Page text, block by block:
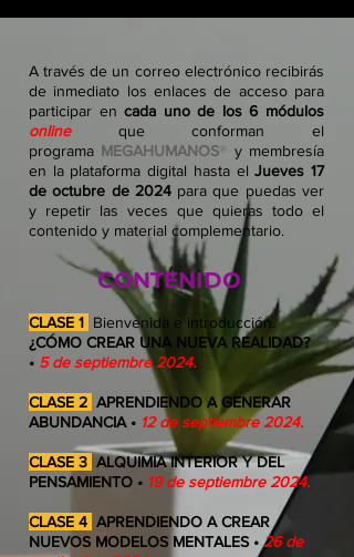
A través de un correo electrónico recibirás
de inmediato los enlaces de acceso para
participar encada uno de los 6 módulos
online que conforman el
programa MEGAHUMANOS® y membresía
en la plataforma digital hasta elJueves 17
de octubre de 2024 para que puedas ver
y repetir las veces que quieras todo el
contenido y material complementario.
CONTENIDO
CLASE 1 Bienvenida e introducción.
¿CÓMO CREAR UNA NUEVA REALIDAD?
• 5 de septiembre 2024.
CLASE 2 APRENDIENDO A GENERAR
ABUNDANCIA • 12 de septiembre 2024.
CLASE 3 ALQUIMIA INTERIOR Y DEL
PENSAMIENTO • 19 de septiembre 2024.
CLASE 4 APRENDIENDO A CREAR
NUEVOS MODELOS MENTALES •26 de